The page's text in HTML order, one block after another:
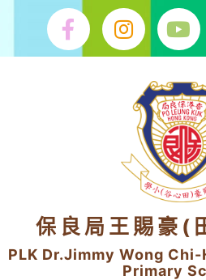
content
保良局王賜豪(
PLK Dr.Jimmy Wong
Primary